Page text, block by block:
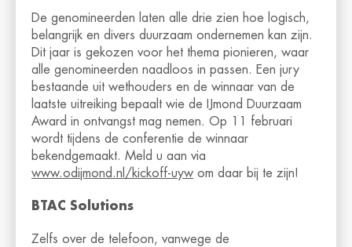
De genomineerden laten alle drie zien hoe logisch,
belangrijk en divers duurzaam ondernemen kan zijn.
Dit jaar is gekozen voor het thema pionieren, waar
alle genomineerden naadloos in passen. Een jury
bestaande uit wethouders en de winnaar van de
laatste uitreiking bepaalt wie de IJmond Duurzaam
Award in ontvangst mag nemen. Op 11 februari
wordt tijdens de conferentie de winnaar
bekendgemaakt. Meld u aan via
www.odijmond.nl/kickoff-uyw om daar bij te zijn!
BTAC Solutions
Zelfs over de telefoon, vanwege de